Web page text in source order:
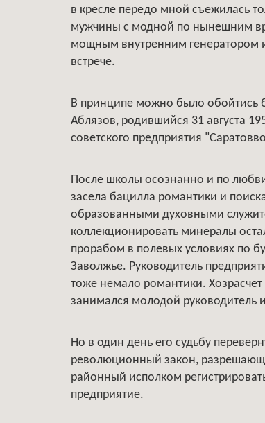
в кресле передо мной съежилась
мужчины с модной по нынешним
мощным внутренним генератором
встрече.
В принципе можно было обойтись
Аблязов, родившийся 31 августа
советского предприятия
После школы осознанно и по любви
засела бацилла романтики и
образованными духовными
коллекционировать минералы
прорабом в полевых условиях по
Заволжье. Руководитель
тоже немало романтики.
занимался молодой руководитель
Но в один день его судьбу
революционный закон,
районный исполком
предприятие.